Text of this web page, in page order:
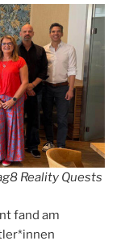
Reality Quests
fand am